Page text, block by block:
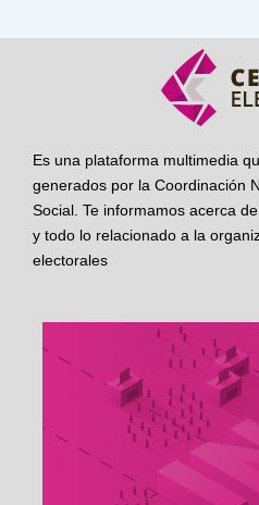
Es una plataforma multimedia
generados por la Coordinación
Social. Te informamos acerca
y todo lo relacionado a la
electorales